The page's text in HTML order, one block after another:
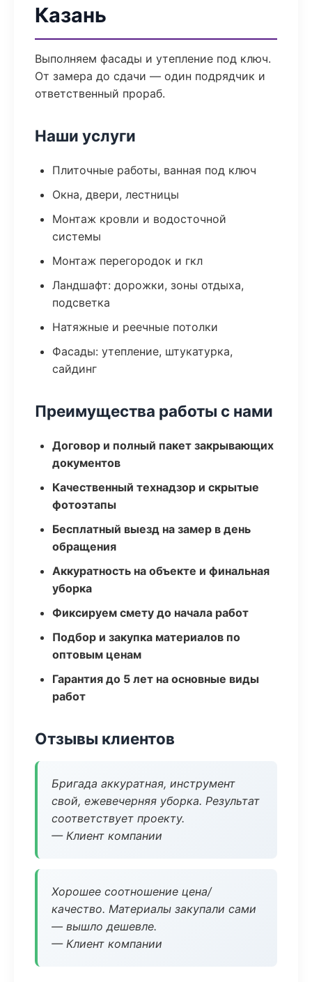
Казань
Выполняем фасады и утепление под ключ.
От замера до сдачи — один подрядчик и
ответственный прораб.
Наши услуги
Плиточные работы, ванная под ключ
Окна, двери, лестницы
Монтаж кровли и водосточной
системы
Монтаж перегородок и гкл
Ландшафт: дорожки, зоны отдыха,
подсветка
Натяжные и реечные потолки
Фасады: утепление, штукатурка,
сайдинг
Преимущества работы с нами
Договор и полный пакет закрывающих
документов
Качественный технадзор и скрытые
фотоэтапы
Бесплатный выезд на замер в день
обращения
Аккуратность на объекте и финальная
уборка
Фиксируем смету до начала работ
Подбор и закупка материалов по
оптовым ценам
Гарантия до 5 лет на основные виды
работ
Отзывы клиентов
Бригада аккуратная, инструмент
свой, ежевечерняя уборка. Результат
соответствует проекту.
— Клиент компании
Хорошее соотношение цена/
качество. Материалы закупали сами
— вышло дешевле.
— Клиент компании